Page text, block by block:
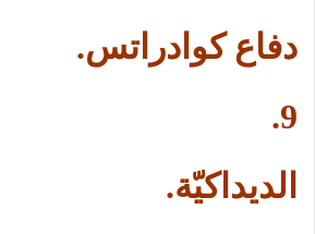
دفاع كوادراتس.
9.
الديداكيّة.